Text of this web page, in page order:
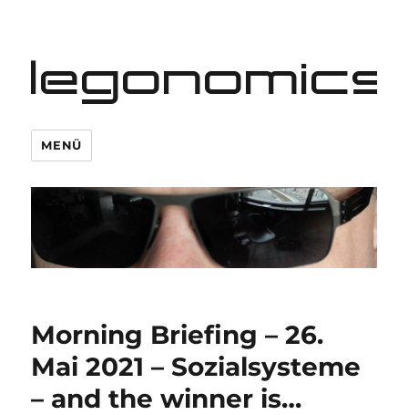
legonomics
MENÜ
Morning Briefing – 26.
Mai 2021 – Sozialsysteme
– and the winner is…